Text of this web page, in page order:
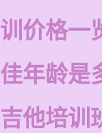
价格一
年龄是
他培训